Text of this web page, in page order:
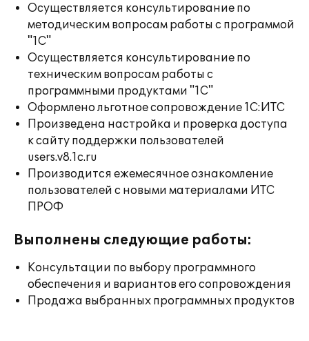
Осуществляется консультирование по
методическим вопросам работы с программой
"1С"
Осуществляется консультирование по
техническим вопросам работы с
программными продуктами "1С"
Оформлено льготное сопровождение 1С:ИТС
Произведена настройка и проверка доступа
к сайту поддержки пользователей
users.v8.1c.ru
Производится ежемесячное ознакомление
пользователей с новыми материалами ИТС
ПРОФ
Выполнены следующие работы:
Консультации по выбору программного
обеспечения и вариантов его сопровождения
Продажа выбранных программных продуктов